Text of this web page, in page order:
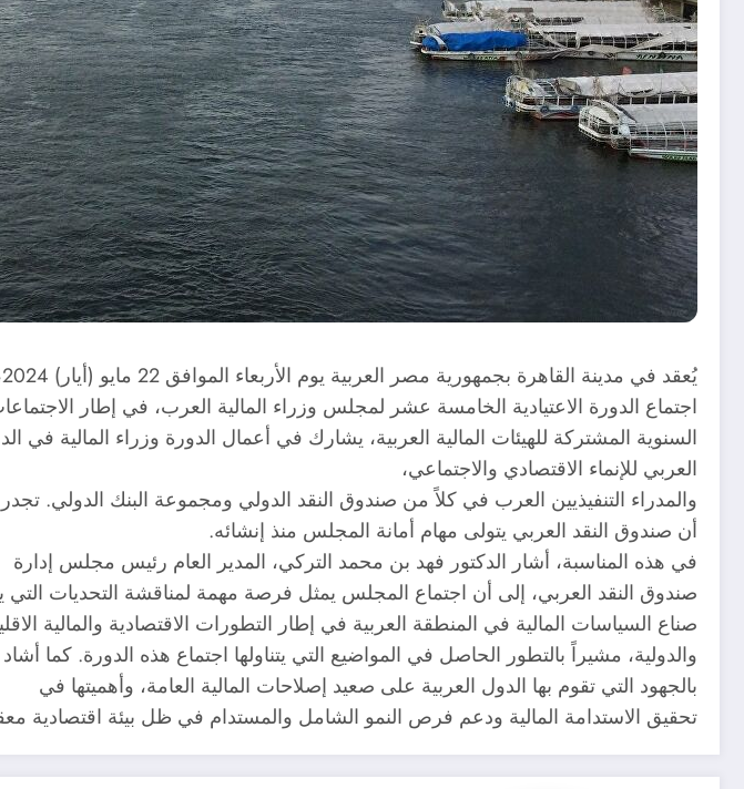
يُعقد في مدينة القاهرة بجمهورية مصر العربية يوم الأربعاء الموافق 22 مايو (أيار) 2024،
اجتماع الدورة الاعتيادية الخامسة عشر لمجلس وزراء المالية العرب، في إطار
السنوية المشتركة للهيئات المالية العربية، يشارك في أعمال الدورة وزراء المالية
العربي للإنماء الاقتصادي والاجتماعي،
والمدراء التنفيذيين العرب في كلاً من صندوق النقد الدولي ومجموعة البنك الدولي. تجدر
أن صندوق النقد العربي يتولى مهام أمانة المجلس منذ إنشائه.
في هذه المناسبة، أشار الدكتور فهد بن محمد التركي، المدير العام رئيس مجلس إدارة
صندوق النقد العربي، إلى أن اجتماع المجلس يمثل فرصة مهمة لمناقشة التحديات التي
صناع السياسات المالية في المنطقة العربية في إطار التطورات الاقتصادية والمالية
والدولية، مشيراً بالتطور الحاصل في المواضيع التي يتناولها اجتماع هذه الدورة. كما أشاد
بالجهود التي تقوم بها الدول العربية على صعيد إصلاحات المالية العامة، وأهميتها في
تحقيق الاستدامة المالية ودعم فرص النمو الشامل والمستدام في ظل بيئة اقتصادية